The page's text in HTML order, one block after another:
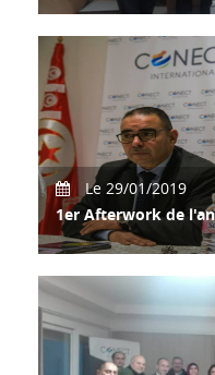
Ambassadeur de Hongrie
Le 29/01/2019
1er Afterwork de
Impact des nouvelles